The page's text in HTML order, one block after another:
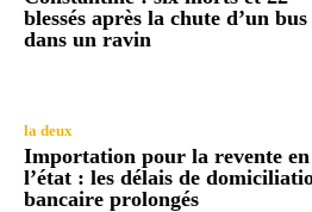
blessés après la chute d’un bus
dans un ravin
la deux
Importation pour la revente en
l’état : les délais de
bancaire prolongés